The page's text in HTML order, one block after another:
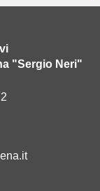
"Sergio Neri"